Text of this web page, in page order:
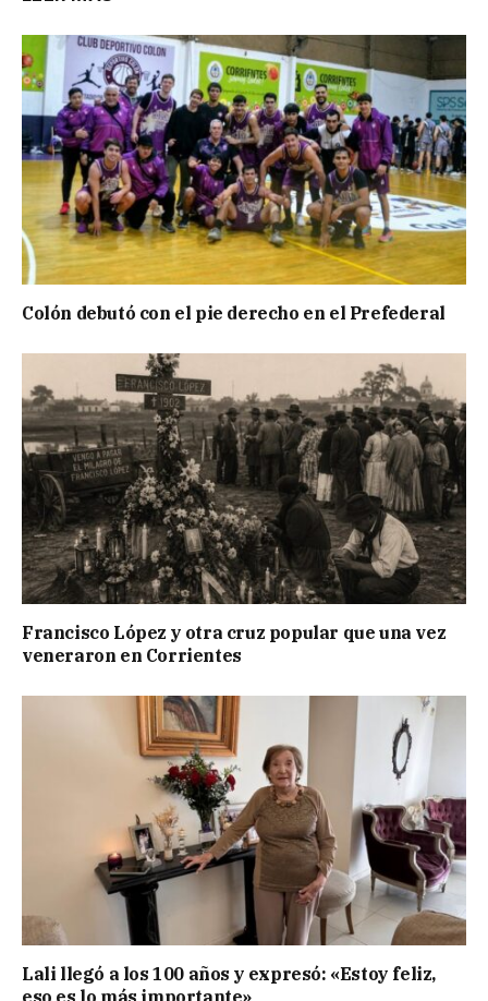
Colón debutó con el pie derecho en el Prefederal
Francisco López y otra cruz popular que una vez
veneraron en Corrientes
Lali llegó a los 100 años y expresó: «Estoy feliz,